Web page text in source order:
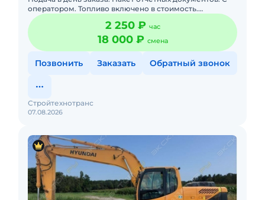
оператором. Топливо включено в стоимость.
Долгосрочная аренда. Краткосрочная аренда. Техника
с малой наработк
2 250 ₽ час
18 000 ₽ смена
Позвонить Заказать Обратный звонок
07.08.2026
Стройтехнотранс